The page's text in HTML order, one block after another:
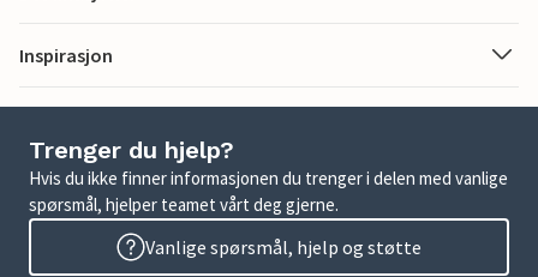
Inspirasjon
Trenger du hjelp?
Hvis du ikke finner informasjonen du trenger i delen med vanlige
spørsmål, hjelper teamet vårt deg gjerne.
Vanlige spørsmål, hjelp og støtte